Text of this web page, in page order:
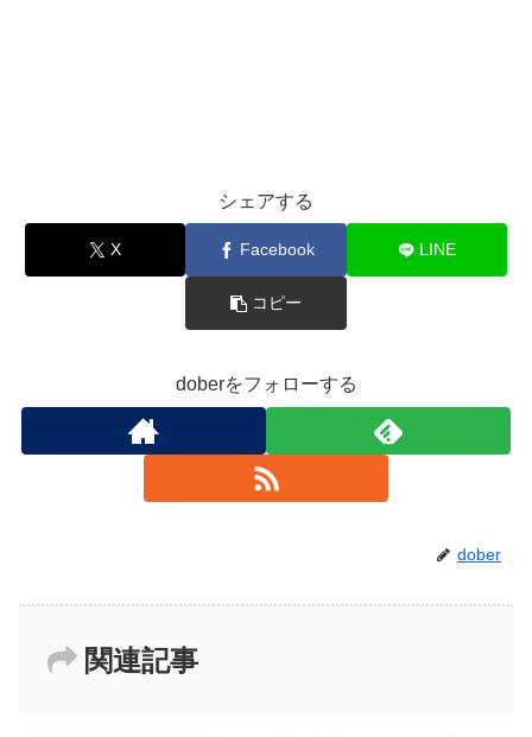
シェアする
X Facebook LINE
コピー
doberをフォローする
dober
関連記事